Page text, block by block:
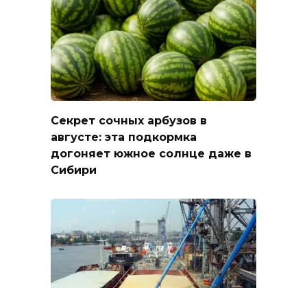
Секрет сочных арбузов в
августе: эта подкормка
догоняет южное солнце даже в
Сибири